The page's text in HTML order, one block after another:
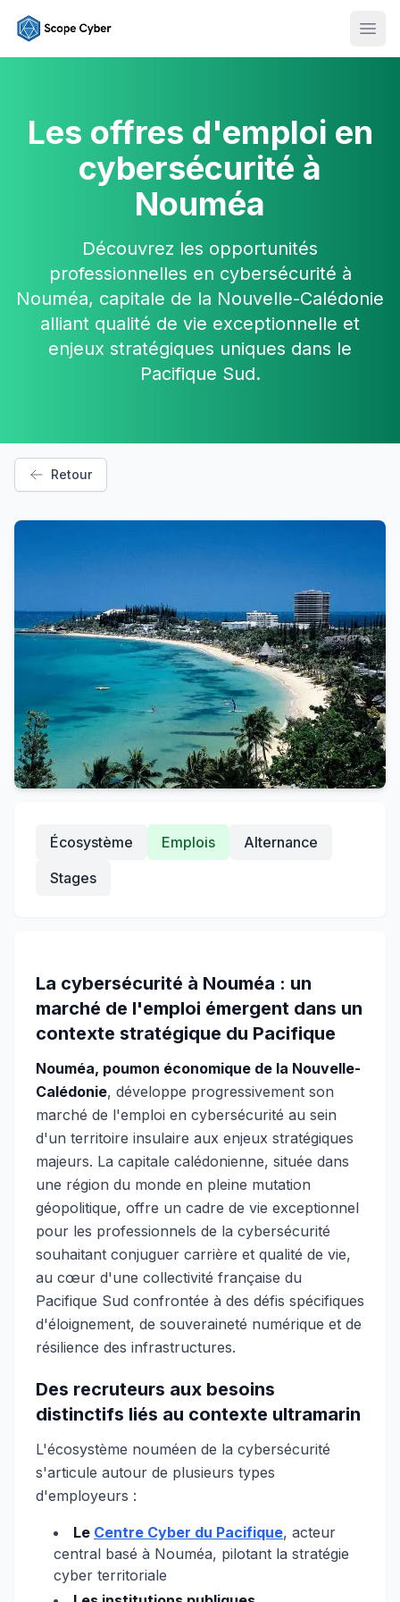
Les offres d'emploi en
cybersécurité à
Nouméa
Découvrez les opportunités
professionnelles en cybersécurité à
Nouméa, capitale de la Nouvelle-Calédonie
alliant qualité de vie exceptionnelle et
enjeux stratégiques uniques dans le
Pacifique Sud.
Retour
Écosystème Emplois
Alternance
Stages
La cybersécurité à Nouméa : un
marché de l'emploi émergent dans un
contexte stratégique du Pacifique
Nouméa, poumon économique de la Nouvelle-
Calédonie, développe progressivement son
marché de l'emploi en cybersécurité au sein
d'un territoire insulaire aux enjeux stratégiques
majeurs. La capitale calédonienne, située dans
une région du monde en pleine mutation
géopolitique, offre un cadre de vie exceptionnel
pour les professionnels de la cybersécurité
souhaitant conjuguer carrière et qualité de vie,
au cœur d'une collectivité française du
Pacifique Sud confrontée à des défis spécifiques
d'éloignement, de souveraineté numérique et de
résilience des infrastructures.
Des recruteurs aux besoins
distinctifs liés au contexte ultramarin
L'écosystème nouméen de la cybersécurité
s'articule autour de plusieurs types
d'employeurs :
Le Centre Cyber du Pacifique, acteur
central basé à Nouméa, pilotant la stratégie
cyber territoriale